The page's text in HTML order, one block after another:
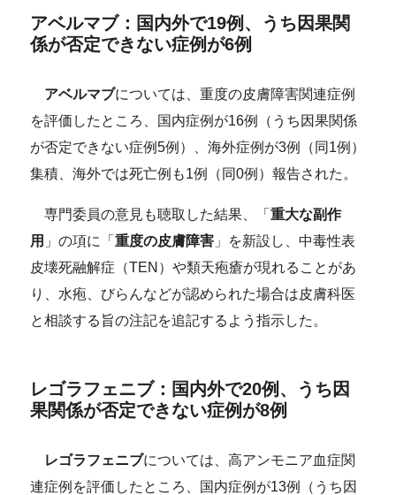
アベルマブ：国内外で19例、うち因果関
係が否定できない症例が6例
アベルマブについては、重度の皮膚障害関連症例
を評価したところ、国内症例が16例（うち因果関係
が否定できない症例5例）、海外症例が3例（同1例）
集積、海外では死亡例も1例（同0例）報告された。
専門委員の意見も聴取した結果、「重大な副作
用 」の項に「重度の皮膚障害 」を新設し、中毒性表
皮壊死融解症（TEN）や類天疱瘡が現れることがあ
り、水疱、びらんなどが認められた場合は皮膚科医
と相談する旨の注記を追記するよう指示した。
レゴラフェニブ：国内外で20例、うち因
果関係が否定できない症例が8例
レゴラフェニブについては、高アンモニア血症関
連症例を評価したところ、国内症例が13例（うち因